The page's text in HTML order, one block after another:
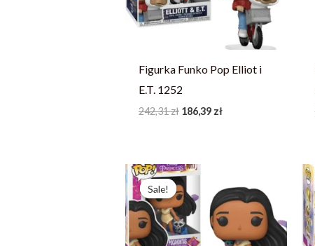
Figurka Funko Pop Elliot i
E.T. 1252
242,31zł 186,39 zł
Sale!
Sale!
Pierwotna
cena
wynosiła:
247,77 zł.
wynosi:
190,59 zł.